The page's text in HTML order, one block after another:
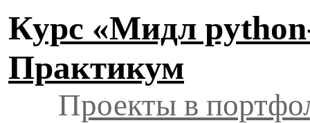
Курс «Мидл
Практикум
Проекты в